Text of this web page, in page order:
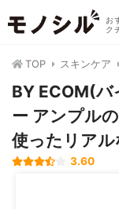
お
ク
TOP スキンケア
BY ECOM(
ー アンプル
使ったリア
3.60